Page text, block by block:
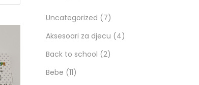
Uncategorized
7
Aksesoari za djecu
4
Back to school 2
Bebe 11